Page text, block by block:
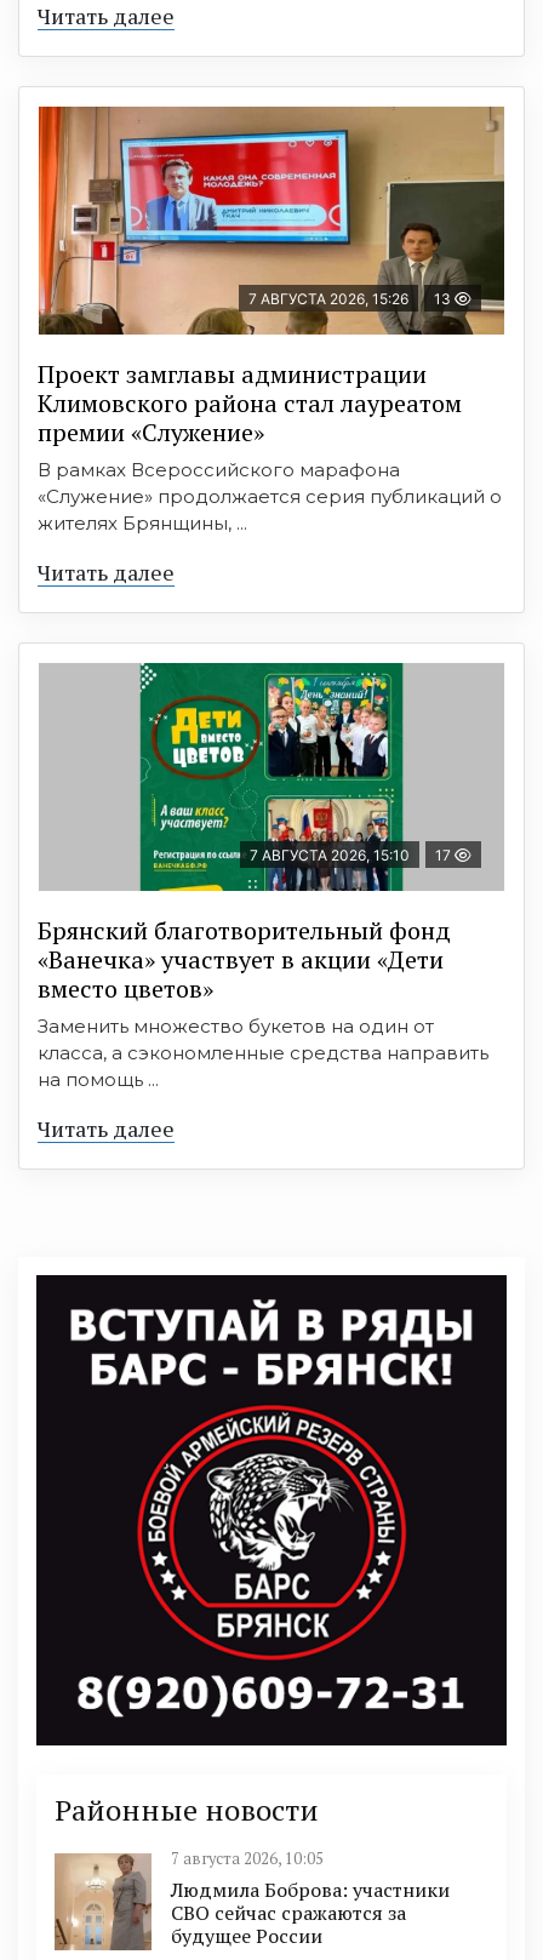
Читать далее
7 АВГУСТА 2026, 15:26 13
Проект замглавы администрации
Климовского района стал лауреатом
премии «Служение»
В рамках Всероссийского марафона
«Служение» продолжается серия публикаций о
жителях Брянщины, ...
Читать далее
7 АВГУСТА 2026, 15:10 17
Брянский благотворительный фонд
«Ванечка» участвует в акции «Дети
вместо цветов»
Заменить множество букетов на один от
класса, а сэкономленные средства направить
на помощь ...
Читать далее
Районные новости
7 августа 2026, 10:05
Людмила Боброва: участники
СВО сейчас сражаются за
будущее России